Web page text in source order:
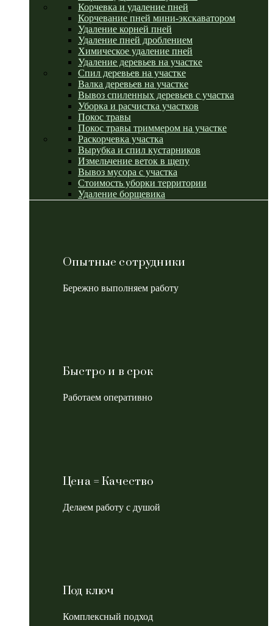
Корчевка и удаление пней
Корчевание пней мини-экскаватором
Удаление корней пней
Удаление пней дроблением
Химическое удаление пней
Удаление деревьев на участке
Спил деревьев на участке
Валка деревьев на участке
Вывоз спиленных деревьев с участка
Уборка и расчистка участков
Покос травы
Покос травы триммером на участке
Раскорчевка участка
Вырубка и спил кустарников
Измельчение веток в щепу
Вывоз мусора с участка
Стоимость уборки территории
Удаление борщевика
Опытные сотрудники
Бережно выполняем работу
Быстро и в срок
Работаем оперативно
Цена = Качество
Делаем работу с душой
Под ключ
Комплексный подход